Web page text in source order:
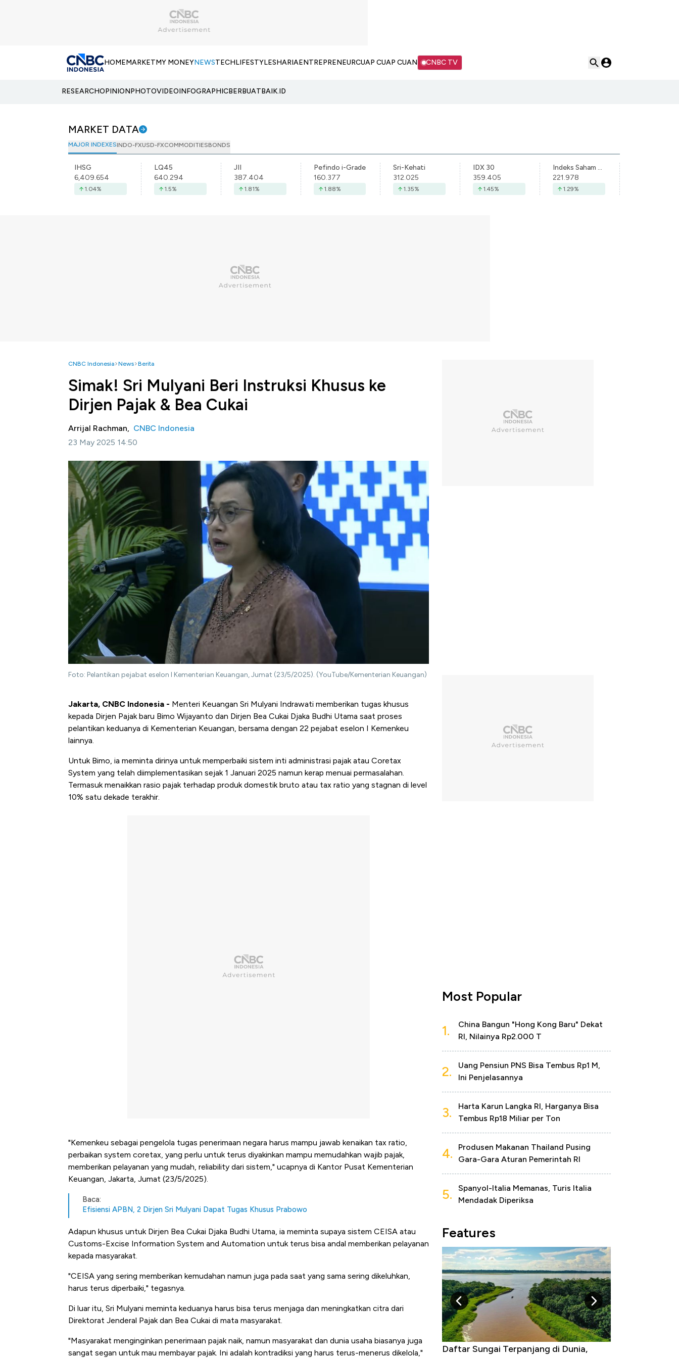
HOMEMARKETMY MONEYNEWSTECHLIFESTYLESHARIAENTREPRENEURCUAP CUAP CUAN CNBC TV
RESEARCHOPINIONPHOTOVIDEOINFOGRAPHICBERBUATBAIK.ID
MARKET DATA
MAJOR INDEXESINDO-FXUSD-FXCOMMODITIESBONDS
IHSG
6,409.654
1.04%
LQ45
640.294
1.5%
JII
387.404
1.81%
Pefindo i-Grade
160.377
1.88%
Sri-Kehati
312.025
1.35%
IDX 30
359.405
1.45%
Indeks Saham Syariah Indonesia
221.978
1.29%
CNBC Indonesia News Berita
Simak! Sri Mulyani Beri Instruksi Khusus ke
Dirjen Pajak & Bea Cukai
Arrijal Rachman, CNBC Indonesia
23 May 2025 14:50
Foto: Pelantikan pejabat eselon I Kementerian Keuangan, Jumat (23/5/2025). (YouTube/Kementerian Keuangan)
Jakarta, CNBC Indonesia - Menteri Keuangan Sri Mulyani Indrawati memberikan tugas khusus
kepada Dirjen Pajak baru Bimo Wijayanto dan Dirjen Bea Cukai Djaka Budhi Utama saat proses
pelantikan keduanya di Kementerian Keuangan, bersama dengan 22 pejabat eselon I Kemenkeu
lainnya.
Untuk Bimo, ia meminta dirinya untuk memperbaiki sistem inti administrasi pajak atau Coretax
System yang telah diimplementasikan sejak 1 Januari 2025 namun kerap menuai permasalahan.
Termasuk menaikkan rasio pajak terhadap produk domestik bruto atau tax ratio yang stagnan di level
10% satu dekade terakhir.
"Kemenkeu sebagai pengelola tugas penerimaan negara harus mampu jawab kenaikan tax ratio,
perbaikan system coretax, yang perlu untuk terus diyakinkan mampu memudahkan wajib pajak,
memberikan pelayanan yang mudah, reliability dari sistem," ucapnya di Kantor Pusat Kementerian
Keuangan, Jakarta, Jumat (23/5/2025).
Baca:
Efisiensi APBN, 2 Dirjen Sri Mulyani Dapat Tugas Khusus Prabowo
Adapun khusus untuk Dirjen Bea Cukai Djaka Budhi Utama, ia meminta supaya sistem CEISA atau
Customs-Excise Information System and Automation untuk terus bisa andal memberikan pelayanan
kepada masyarakat.
"CEISA yang sering memberikan kemudahan namun juga pada saat yang sama sering dikeluhkan,
harus terus diperbaiki," tegasnya.
Di luar itu, Sri Mulyani meminta keduanya harus bisa terus menjaga dan meningkatkan citra dari
Direktorat Jenderal Pajak dan Bea Cukai di mata masyarakat.
"Masyarakat menginginkan penerimaan pajak naik, namun masyarakat dan dunia usaha biasanya juga
sangat segan untuk mau membayar pajak. Ini adalah kontradiksi yang harus terus-menerus dikelola,"
Most Popular
1.
China Bangun "Hong Kong Baru" Dekat
RI, Nilainya Rp2.000 T
2.
Uang Pensiun PNS Bisa Tembus Rp1 M,
Ini Penjelasannya
3.
Harta Karun Langka RI, Harganya Bisa
Tembus Rp18 Miliar per Ton
4.
Produsen Makanan Thailand Pusing
Gara-Gara Aturan Pemerintah RI
5.
Spanyol-Italia Memanas, Turis Italia
Mendadak Diperiksa
Features
Begini Cara Korsel atasi Panas Tanpa ACDaftar Sungai Terpanjang di Dunia,
Negara yang Warganya Sering